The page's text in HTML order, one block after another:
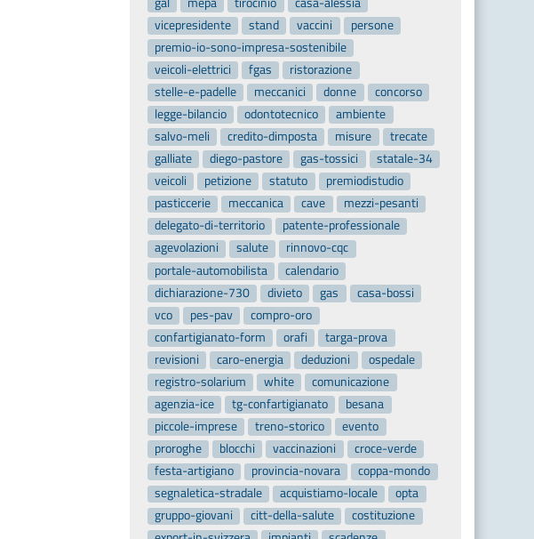
vicepresidente
stand vaccini
persone
premio-io-sono-impresa-sostenibile
veicoli-elettrici
fgas
ristorazione
stelle-e-padelle
meccanici donne
concorso
legge-bilancio
odontotecnico
ambiente
salvo-meli
credito-dimposta misure
trecate
galliate
diego-pastore gas-tossici
statale-34
veicoli
petizione statuto
premiodistudio
pasticcerie
meccanica cave
mezzi-pesanti
delegato-di-territorio
patente-professionale
agevolazioni
salute
rinnovo-cqc
portale-automobilista
calendario
dichiarazione-730
divieto gas
casa-bossi
vco
pes-pav
compro-oro
confartigianato-form
orafi
targa-prova
revisioni
caro-energia deduzioni
ospedale
registro-solarium
white
comunicazione
agenzia-ice
tg-confartigianato
besana
piccole-imprese
treno-storico
evento
proroghe
blocchi vaccinazioni
croce-verde
festa-artigiano
provincia-novara
coppa-mondo
segnaletica-stradale
acquistiamo-locale
opta
gruppo-giovani
citt-della-salute
costituzione